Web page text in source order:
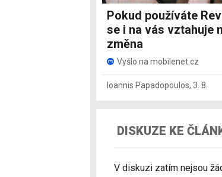
Pokud používáte
se i na vás vztahuje
změna
Vyšlo na mobilenet.cz
Ioannis Papadopoulos, 3. 8.
DISKUZE KE
V diskuzi zatím nejsou